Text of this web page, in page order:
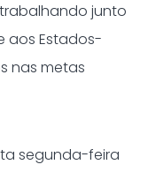
junto
aos Estados-
nas metas
segunda-feira